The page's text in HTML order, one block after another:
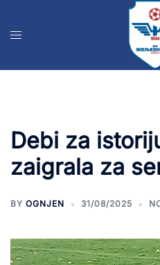
Debi za
zaigrala za
BY OGNJEN 31/08/2025